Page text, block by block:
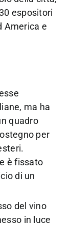
espositori
America e
ma ha
quadro
per
èfissato
di un
del vino
in luce